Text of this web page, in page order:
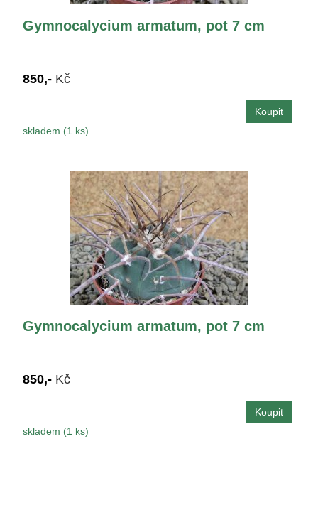
Gymnocalycium armatum, pot 7 cm
850,- Kč
skladem (1 ks)
Gymnocalycium armatum, pot 7 cm
850,- Kč
skladem (1 ks)